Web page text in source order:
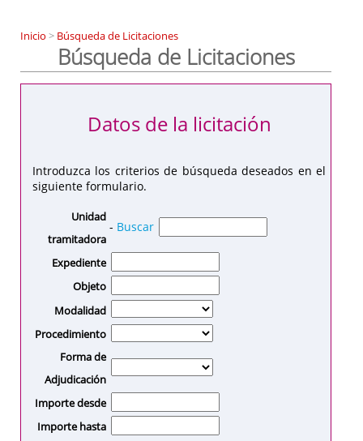
Inicio > Búsqueda de Licitaciones
Búsqueda de Licitaciones
Introduzca los criterios de búsqueda deseados en el
siguiente formulario.
Datos de la licitación
Unidad
tramitadora
- Buscar
Expediente
Objeto
Modalidad
Procedimiento
Forma de
Adjudicación
Importe desde
Importe hasta